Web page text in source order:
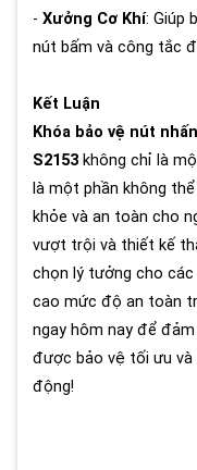
- Xưởng Cơ Khí: Giúp
nút bấm và công tắc
Kết Luận
Khóa bảo vệ nút
S2153 không chỉ là
là một phần không
khỏe và an toàn cho
vượt trội và thiết kế
chọn lý tưởng cho các
cao mức độ an toàn
ngay hôm nay để
được bảo vệ tối ưu và
động!